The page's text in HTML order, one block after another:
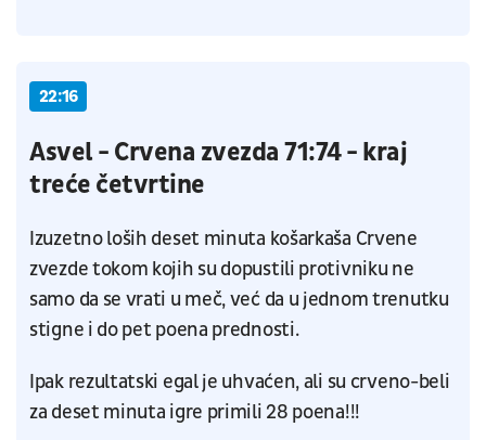
22:16
Asvel - Crvena zvezda 71:74 - kraj
treće četvrtine
Izuzetno loših deset minuta košarkaša Crvene
zvezde tokom kojih su dopustili protivniku ne
samo da se vrati u meč, već da u jednom trenutku
stigne i do pet poena prednosti.
Ipak rezultatski egal je uhvaćen, ali su crveno-beli
za deset minuta igre primili 28 poena!!!